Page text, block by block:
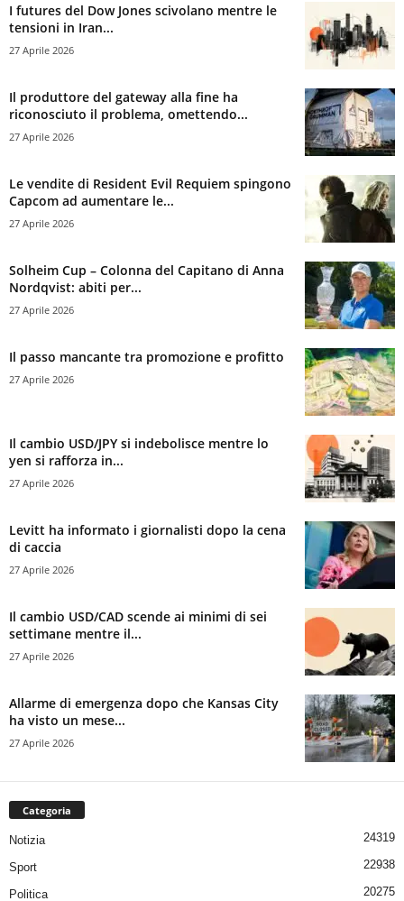
I futures del Dow Jones scivolano mentre le
tensioni in Iran...
27 Aprile 2026
Il produttore del gateway alla fine ha
riconosciuto il problema, omettendo...
27 Aprile 2026
Le vendite di Resident Evil Requiem spingono
Capcom ad aumentare le...
27 Aprile 2026
Solheim Cup – Colonna del Capitano di Anna
Nordqvist: abiti per...
27 Aprile 2026
Il passo mancante tra promozione e profitto
27 Aprile 2026
Il cambio USD/JPY si indebolisce mentre lo
yen si rafforza in...
27 Aprile 2026
Levitt ha informato i giornalisti dopo la cena
di caccia
27 Aprile 2026
Il cambio USD/CAD scende ai minimi di sei
settimane mentre il...
27 Aprile 2026
Allarme di emergenza dopo che Kansas City
ha visto un mese...
27 Aprile 2026
Categoria
Notizia 24319
Sport 22938
Politica 20275